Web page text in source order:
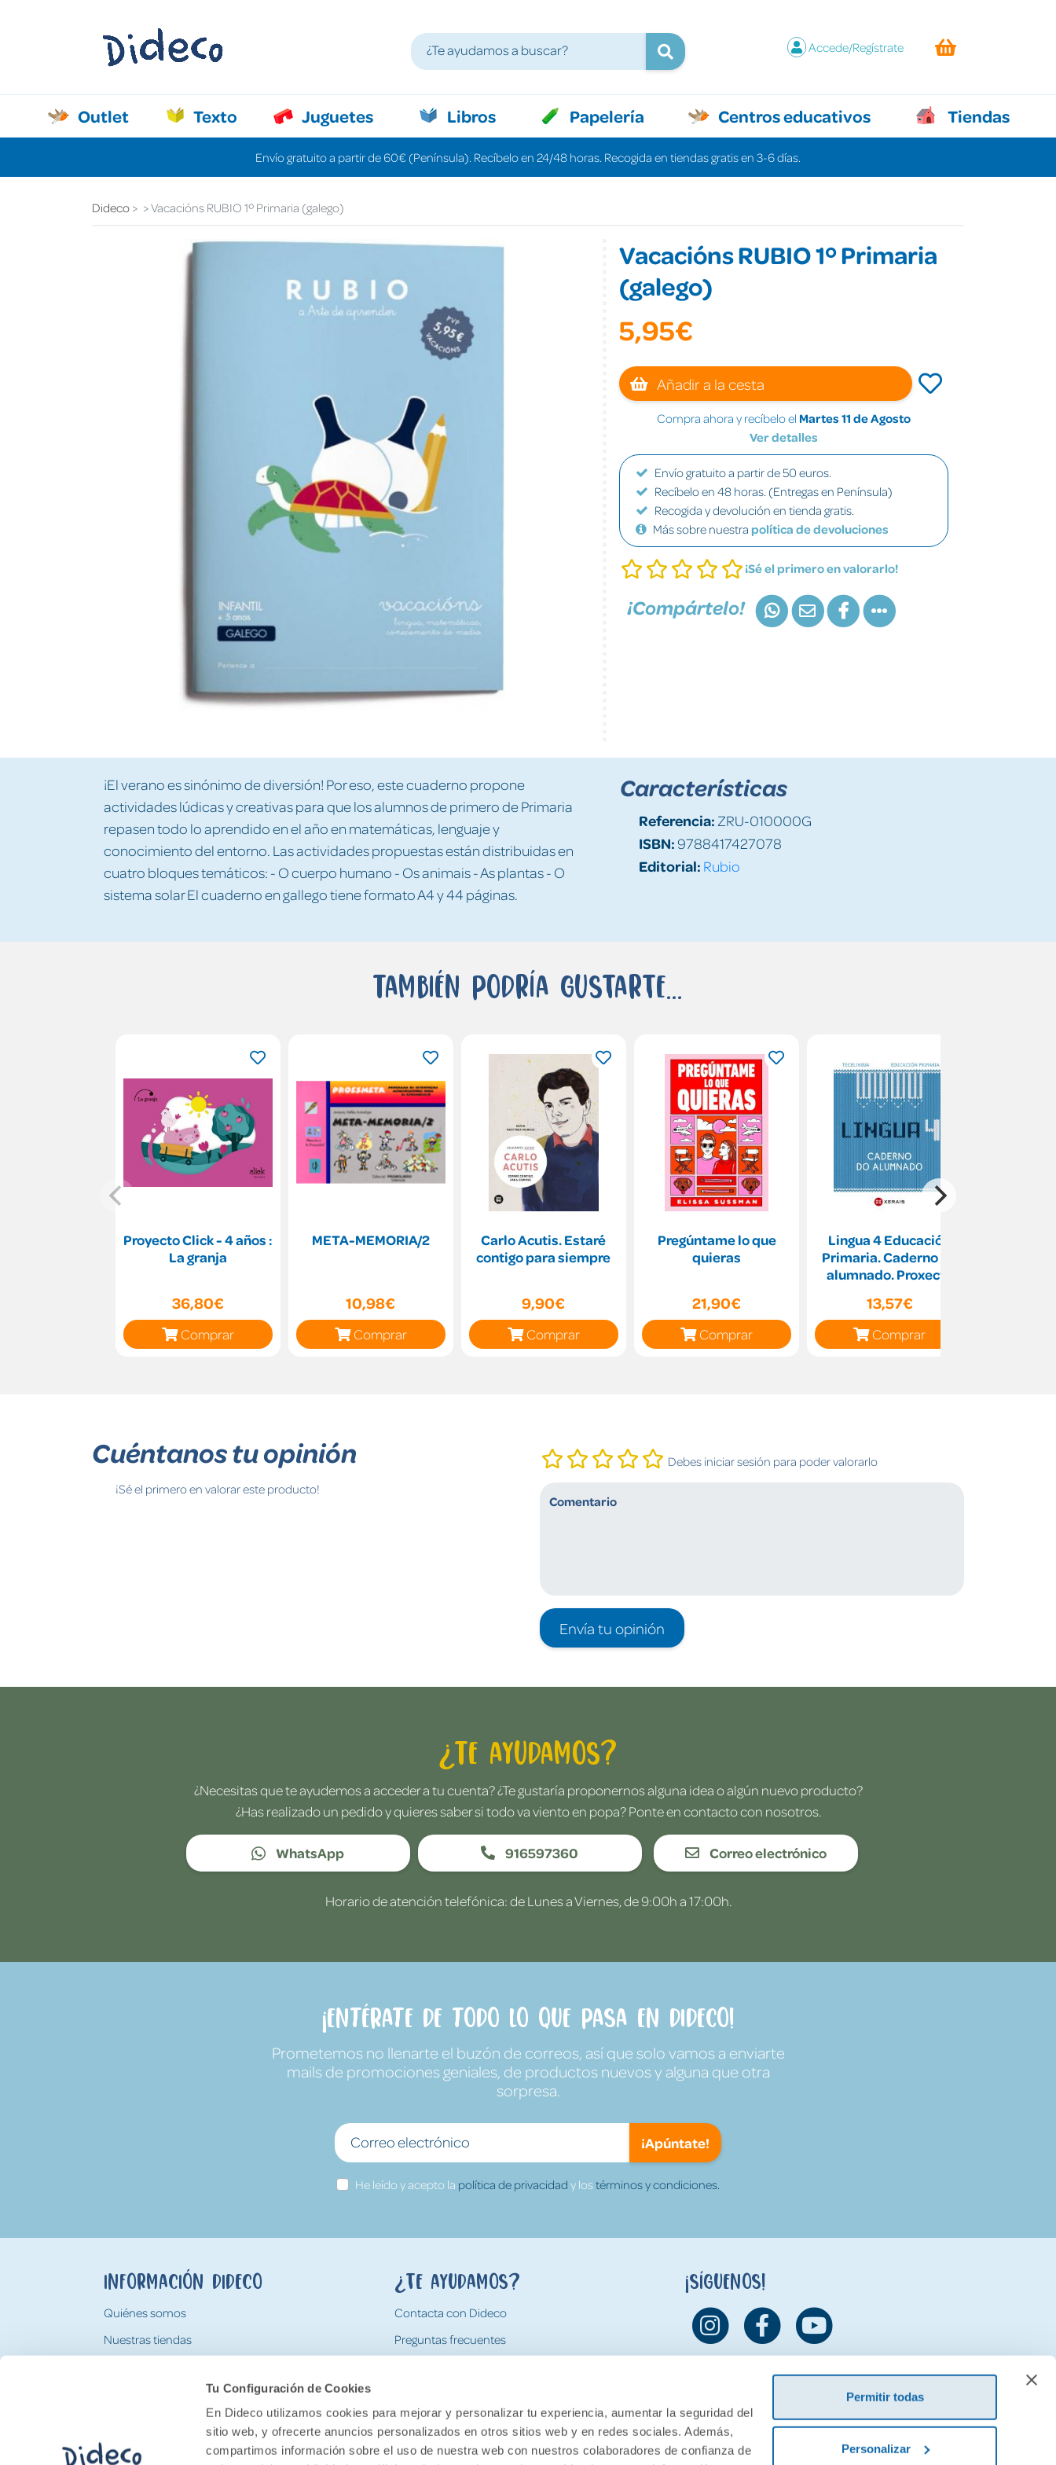
Tu Configuración de Cookies
En Dideco utilizamos cookies para mejorar y personalizar tu experiencia, aumentar la seguridad del
sitio web, y ofrecerte anuncios personalizados en otros sitios web y en redes sociales. Además,
compartimos información sobre el uso de nuestra web con nuestros colaboradores de confianza de
Permitir todas
Personalizar
Accede/Regístrate
Outlet Texto Juguetes Libros Papelería Centros educativos Tiendas
Envío gratuito a partir de 60€ (Península). Recíbelo en 24/48 horas. Recogida en tiendas gratis en 3-6 días.
Dideco Vacacións RUBIO 1º Primaria (galego)
Vacacións RUBIO 1º Primaria
(galego)
5,95€
Añadir a la cesta
Compra ahora y recíbelo el Martes 11 de Agosto
Ver detalles
Envío gratuito a partir de 50 euros.
Recíbelo en 48 horas. (Entregas en Península)
Recogida y devolución en tienda gratis.
Más sobre nuestra política de devoluciones
¡Sé el primero en valorarlo!
¡Compártelo!
¡El verano es sinónimo de diversión! Por eso, este cuaderno propone
actividades lúdicas y creativas para que los alumnos de primero de Primaria
repasen todo lo aprendido en el año en matemáticas, lenguaje y
conocimiento del entorno. Las actividades propuestas están distribuidas en
cuatro bloques temáticos: - O cuerpo humano - Os animais - As plantas - O
sistema solar El cuaderno en gallego tiene formato A4 y 44 páginas.
Características
Referencia: ZRU-010000G
ISBN:9788417427078
Editorial: Rubio
También podría gustarte...
Proyecto Click - 4 años :
La granja
36,80€
Comprar
META-MEMORIA/2
10,98€
Comprar
Carlo Acutis. Estaré
contigo para siempre
9,90€
Comprar
Pregúntame lo que
quieras
21,90€
Comprar
Lingua 4 Educación
Primaria. Caderno do
alumnado. Proxecto
13,57€
Comprar
Cuéntanos tu opinión
¡Sé el primero en valorar este producto!
Debes iniciar sesión para poder valorarlo
Envía tu opinión
¿Te ayudamos?
¿Necesitas que te ayudemos a acceder a tu cuenta? ¿Te gustaría proponernos alguna idea o algún nuevo producto?
¿Has realizado un pedido y quieres saber si todo va viento en popa? Ponte en contacto con nosotros.
WhatsApp 916597360 Correo electrónico
Horario de atención telefónica: de Lunes a Viernes, de 9:00h a 17:00h.
¡Entérate de todo lo que pasa en Dideco!
Prometemos no llenarte el buzón de correos, así que solo vamos a enviarte
mails de promociones geniales, de productos nuevos y alguna que otra
sorpresa.
¡Apúntate!
He leído y acepto la política de privacidad y lostérminos y condiciones.
Información Dideco
Quiénes somos
Nuestras tiendas
Tarjeta Regalo Dideco
¿Te ayudamos?
Contacta con Dideco
Preguntas frecuentes
Devoluciones
¡Síguenos!